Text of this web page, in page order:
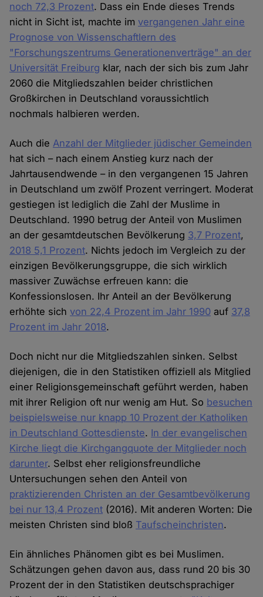
noch 72,3 Prozent. Dass ein Ende dieses Trends
nicht in Sicht ist, machte imvergangenen Jahr eine
Prognose von Wissenschaftlern des
"Forschungszentrums Generationenverträge" an der
Universität Freiburg klar, nach der sich bis zum Jahr
2060 die Mitgliedszahlen beider christlichen
Großkirchen in Deutschland voraussichtlich
nochmals halbieren werden.
Auch dieAnzahl der Mitglieder jüdischer Gemeinden
hat sich – nach einem Anstieg kurz nach der
Jahrtausendwende – in den vergangenen 15 Jahren
in Deutschland um zwölf Prozent verringert. Moderat
gestiegen ist lediglich die Zahl der Muslime in
Deutschland. 1990 betrug der Anteil von Muslimen
an der gesamtdeutschen Bevölkerung 3,7 Prozent,
2018 5,1 Prozent. Nichts jedoch im Vergleich zu der
einzigen Bevölkerungsgruppe, die sich wirklich
massiver Zuwächse erfreuen kann: die
Konfessionslosen. Ihr Anteil an der Bevölkerung
erhöhte sichvon 22,4 Prozent im Jahr 1990 auf 37,8
Prozent im Jahr 2018.
Doch nicht nur die Mitgliedszahlen sinken. Selbst
diejenigen, die in den Statistiken offiziell als Mitglied
einer Religionsgemeinschaft geführt werden, haben
mit ihrer Religion oft nur wenig am Hut. So besuchen
beispielsweise nur knapp 10 Prozent der Katholiken
in Deutschland Gottesdienste. In der evangelischen
Kirche liegt die Kirchgangquote der Mitglieder noch
darunter. Selbst eher religionsfreundliche
Untersuchungen sehen den Anteil von
praktizierenden Christen an der Gesamtbevölkerung
bei nur 13,4 Prozent (2016). Mit anderen Worten: Die
meisten Christen sind bloß Taufscheinchristen.
Ein ähnliches Phänomen gibt es bei Muslimen.
Schätzungen gehen davon aus, dass rund 20 bis 30
Prozent der in den Statistiken deutschsprachiger